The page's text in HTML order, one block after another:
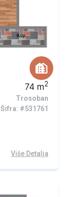
74 m2
Trosoban
Šifra: #531761
Više Detalja